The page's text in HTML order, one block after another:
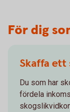
För dig
Skaffa ett
Du som har
fördela